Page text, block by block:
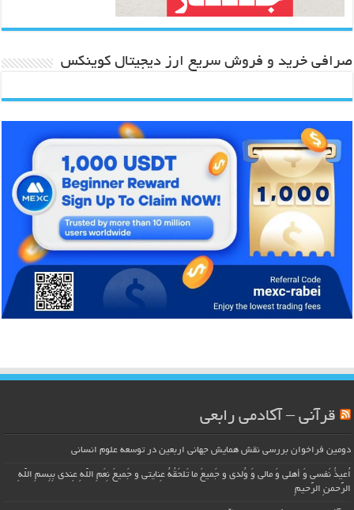
صرافی خرید و فروش سریع ارز دیجیتال کوینکس
قرآنی – آکادمی رابعی
دومین فراخوان بررسی نقش همایش جهانی اربعین در توسعه علوم انسانی
اُعیذُ نَفسی وَ أهلی وَ مالی وَ وُلدی و جَمیعَ ما تَلحَقُهُ عِنایتی و جَمیعَ نِعَمِ اللّهِ عِندی بِبِسمِ اللّهِ
الرَّحمنِ الرَّحیمِ